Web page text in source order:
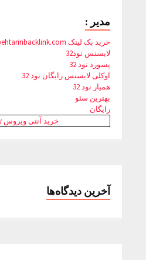
مدیر :
خرید بک لینک behtarinbacklink.com
لایسنس نود32
پسورد نود 32
اوکلی لایسنس رایگان نود 32
همیار نود 32
بهترین سئو
رایگان
خرید آنتی ویروس Kaspersky
آخرین دیدگاه‌ها